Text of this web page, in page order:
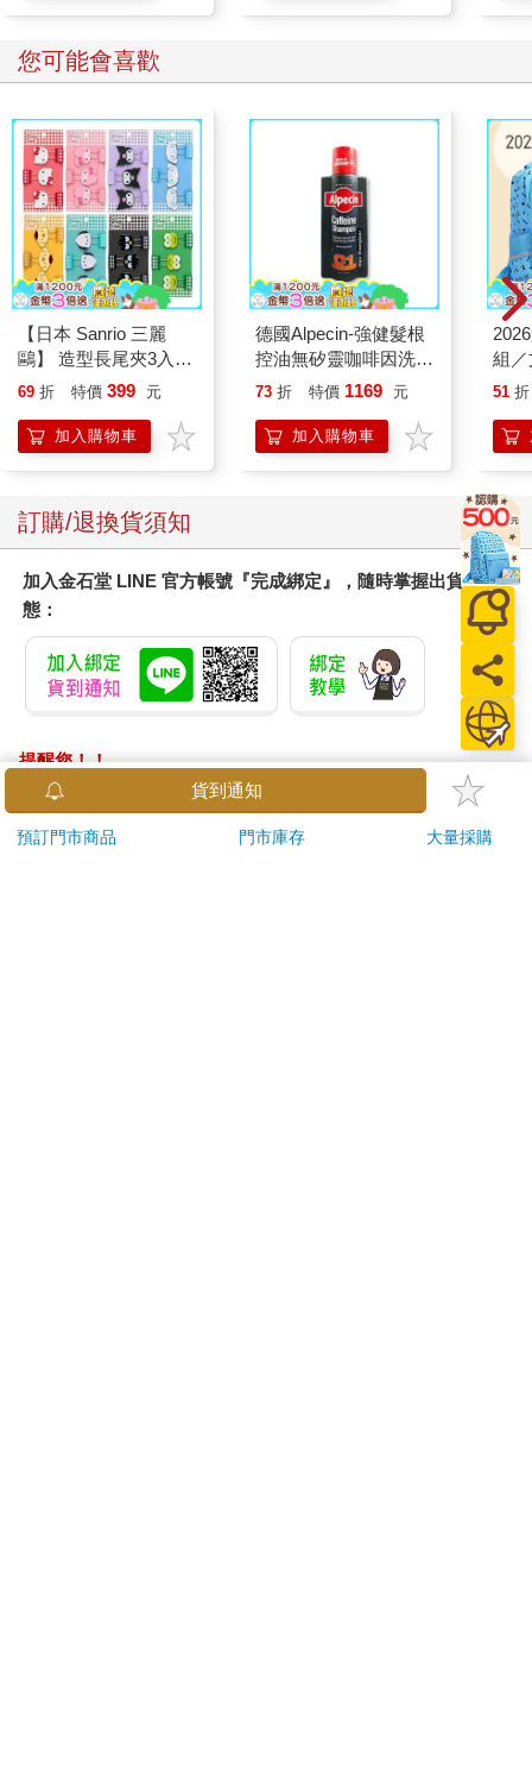
您可能會喜歡
【日本 Sanrio 三麗
鷗】 造型長尾夾3入組
(8款可選) 凱蒂貓 Hello
企鵝
69 折 特價 399 元
加入購物車
德國Alpecin-強健髮根
控油無矽靈咖啡因洗髮
凝露375ml/瓶-C1強健
調理頭皮洗髮液/0矽靈
滋潤洗頭髮水/一般髮
73 折 特價 1169 元
加入購物車
組
51 折
訂購/退換貨須知
加入金石堂 LINE 官方帳號『完成綁定』，隨時掌握出貨動
態：
提醒您！！
金石堂及銀行均不會請您操作ATM! 如接獲電話要求您前往
ATM提款機，請不要聽從指示，以免受騙上當！
貨到通知
預訂門市商品 門市庫存 大量採購